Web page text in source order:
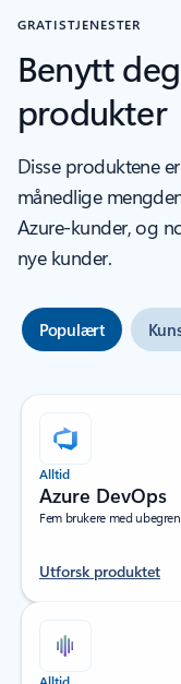
GRATISTJENESTER
Benytt
produkter
Disse produktene
månedlige
Azure-kunder, og
nye kunder.
Populært
Alltid
Azure DevOps
Fem brukere med
Utforsk produktet